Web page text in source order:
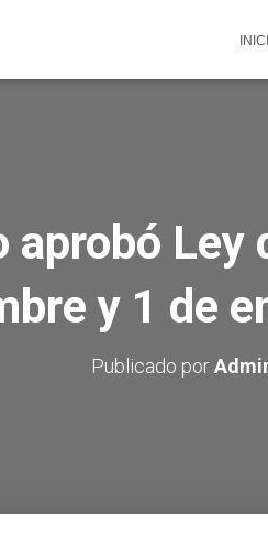
aprobó Ley
y 1 de
Publicado por